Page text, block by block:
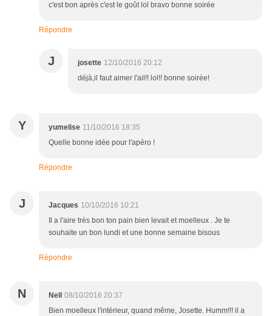
c'est bon après c'est le goût lol bravo bonne soirée
Répondre
J josette 12/10/2016 20:12
déjà,il faut aimer l'ail!! lol!! bonne soirée!
Y yumelise 11/10/2016 18:35
Quelle bonne idée pour l'apéro !
Répondre
J Jacques 10/10/2016 10:21
Il a l'aire très bon ton pain bien levait et moelleux . Je te
souhaite un bon lundi et une bonne semaine bisous
Répondre
N Nell
08/10/2016 20:37
Bien moelleux l'intérieur, quand même, Josette. Humm!!! il a